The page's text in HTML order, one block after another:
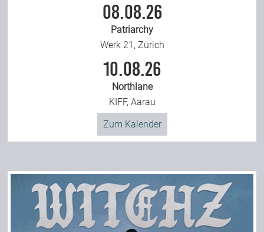
08.08.26
Patriarchy
Werk 21, Zürich
10.08.26
Northlane
KIFF, Aarau
Zum Kalender